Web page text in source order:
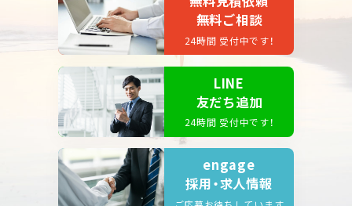
無料ご相談
24時間 受付中です！
LINE
友だち追加
24時間 受付中です！
engage
採用・求人情報